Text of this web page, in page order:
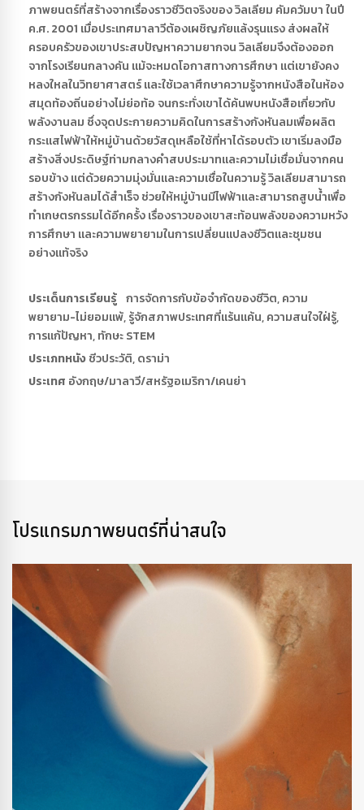
ภาพยนตร์ที่สร้างจากเรื่องราวชีวิตจริงของ วิลเลียม คัมควัมบา ในปี
ค.ศ. 2001 เมื่อประเทศมาลาวีต้องเผชิญภัยแล้งรุนแรง ส่งผลให้
ครอบครัวของเขาประสบปัญหาความยากจน วิลเลียมจึงต้องออก
จากโรงเรียนกลางคัน แม้จะหมดโอกาสทางการศึกษา แต่เขายังคง
หลงใหลในวิทยาศาสตร์ และใช้เวลาศึกษาความรู้จากหนังสือในห้อง
สมุดท้องถิ่นอย่างไม่ย่อท้อ จนกระทั่งเขาได้ค้นพบหนังสือเกี่ยวกับ
พลังงานลม ซึ่งจุดประกายความคิดในการสร้างกังหันลมเพื่อผลิต
กระแสไฟฟ้าให้หมู่บ้านด้วยวัสดุเหลือใช้ที่หาได้รอบตัว เขาเริ่มลงมือ
สร้างสิ่งประดิษฐ์ท่ามกลางคำสบประมาทและความไม่เชื่อมั่นจากคน
รอบข้าง แต่ด้วยความมุ่งมั่นและความเชื่อในความรู้ วิลเลียมสามารถ
สร้างกังหันลมได้สำเร็จ ช่วยให้หมู่บ้านมีไฟฟ้าและสามารถสูบน้ำเพื่อ
ทำเกษตรกรรมได้อีกครั้ง เรื่องราวของเขาสะท้อนพลังของความหวัง
การศึกษา และความพยายามในการเปลี่ยนแปลงชีวิตและชุมชน
อย่างแท้จริง
ประเด็นการเรียนรู้ การจัดการกับข้อจำกัดของชีวิต, ความ
พยายาม-ไม่ยอมแพ้, รู้จักสภาพประเทศที่แร้นแค้น, ความสนใจใฝ่รู้,
การแก้ปัญหา, ทักษะ STEM
ประเภทหนังชีวประวัติ, ดราม่า
ประเทศ อังกฤษ/มาลาวี/สหรัฐอเมริกา/เคนย่า
โปรแกรมภาพยนตร์ที่น่าสนใจ